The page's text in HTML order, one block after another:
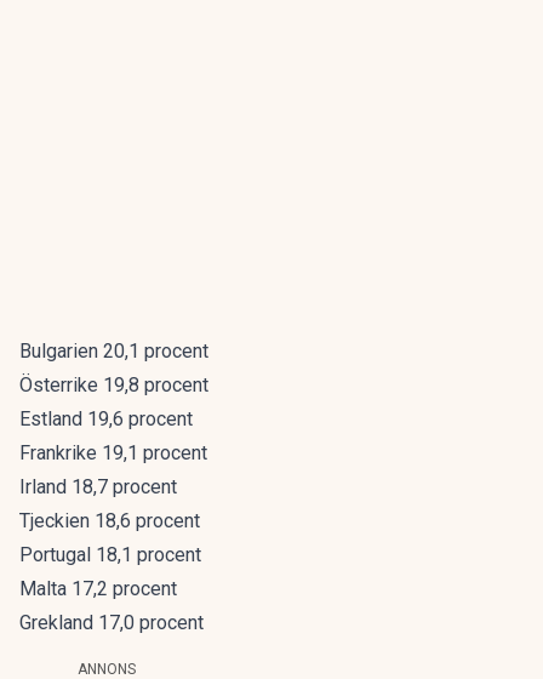
Bulgarien 20,1 procent
Österrike 19,8 procent
Estland 19,6 procent
Frankrike 19,1 procent
Irland 18,7 procent
Tjeckien 18,6 procent
Portugal 18,1 procent
Malta 17,2 procent
Grekland 17,0 procent
ANNONS